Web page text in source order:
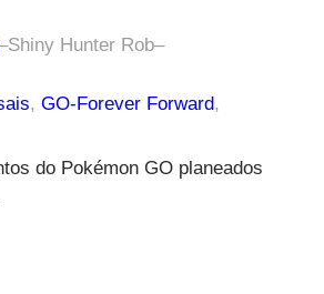
Shiny Hunter Rob–
, GO-Forever Forward
do Pokémon GO planeados